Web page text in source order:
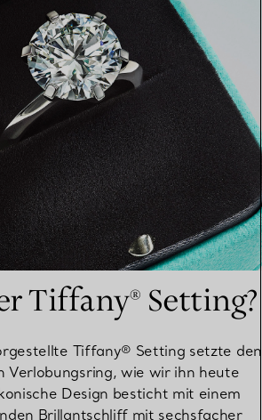
Tiffany® Setting?
Tiffany® Setting setzte den
Verlobungsring, wie wir ihn heute
Design besticht mit einem
Brillantschliff mit sechsfacher